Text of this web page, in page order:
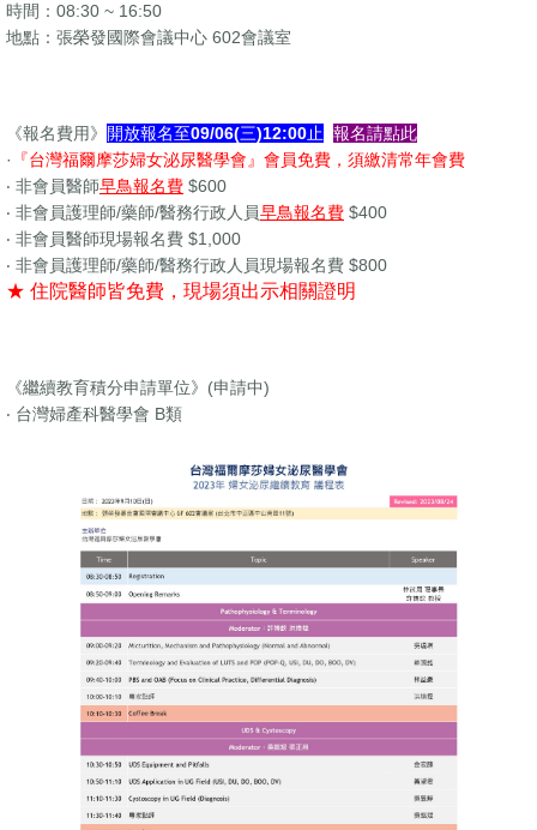
時間：08:30 ~ 16:50
地點：張榮發國際會議中心 602會議室
《報名費用》 開放報名至09/06(三)12:00止
報名請點此
·
『台灣福爾摩莎婦女泌尿醫學會』會員免費，須繳清常年會費
‧ 非會員醫師早鳥報名費 $600
‧ 非會員護理師/藥師/醫務行政人員早鳥報名費 $400
‧ 非會員醫師現場報名費 $1,000
‧ 非會員護理師/藥師/醫務行政人員現場報名費 $800
★ 住院醫師皆免費，現場須出示相關證明
《繼續教育積分申請單位》 (申請中)
‧ 台灣婦產科醫學會 B類